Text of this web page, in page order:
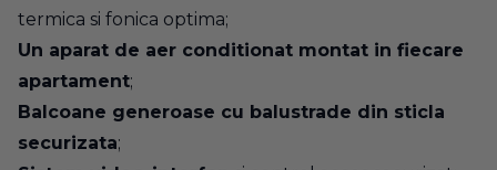
termica si fonica optima;
Un aparat de aer conditionat montat in fiecare
apartament;
Balcoane generoase cu balustrade din sticla
securizata;